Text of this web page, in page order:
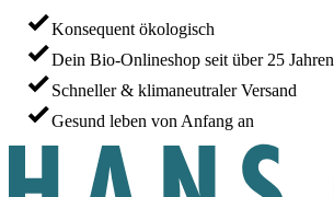
Konsequent ökologisch
Dein Bio-Onlineshop seit über 25 Jahren
Schneller & klimaneutraler Versand
Gesund leben von Anfang an